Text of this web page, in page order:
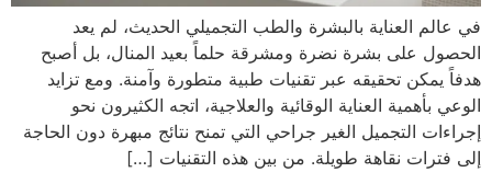
في عالم العناية بالبشرة والطب التجميلي الحديث، لم يعد
الحصول على بشرة نضرة ومشرقة حلماً بعيد المنال، بل أصبح
هدفاً يمكن تحقيقه عبر تقنيات طبية متطورة وآمنة. ومع تزايد
الوعي بأهمية العناية الوقائية والعلاجية، اتجه الكثيرون نحو
إجراءات التجميل الغير جراحي التي تمنح نتائج مبهرة دون الحاجة
إلى فترات نقاهة طويلة. من بين هذه التقنيات […]